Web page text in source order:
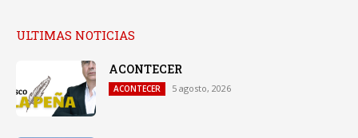
ULTIMAS NOTICIAS
ACONTECER
ACONTECER 5 agosto, 2026